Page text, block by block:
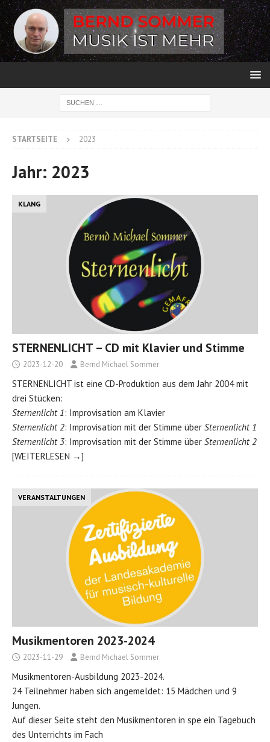
STARTSEITE 2023
Jahr: 2023
KLANG
STERNENLICHT – CD mit Klavier und Stimme
2023-12-20 Bernd Michael Sommer
STERNENLICHT ist eine CD-Produktion aus dem Jahr 2004 mit
drei Stücken:
Sternenlicht 1: Improvisation am Klavier
Sternenlicht 2: Improvisation mit der Stimme über Sternenlicht 1
Sternenlicht 3: Improvisation mit der Stimme über Sternenlicht 2
[WEITERLESEN →]
VERANSTALTUNGEN
Musikmentoren 2023-2024
2023-11-29 Bernd Michael Sommer
Musikmentoren-Ausbildung 2023-2024.
24 Teilnehmer haben sich angemeldet: 15 Mädchen und 9
Jungen.
Auf dieser Seite steht den Musikmentoren in spe ein Tagebuch
des Unterrichts im Fach